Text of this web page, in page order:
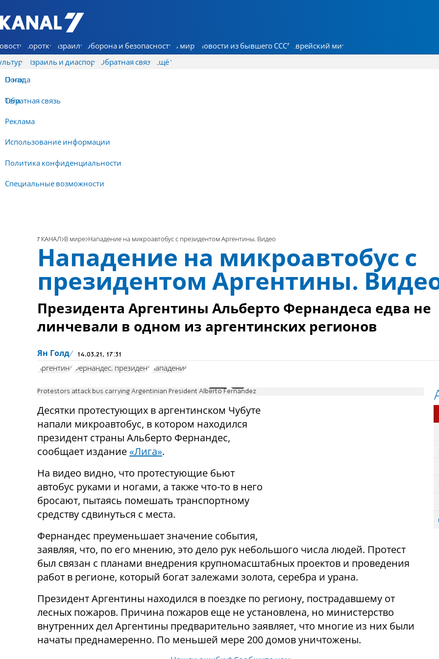
7 КАНАЛ - Аруц Шева
Коротко Израиль Оборона и безопасность В мире Новости из бывшего СССР Еврейский мир
Израиль и диаспора Обратная связь
О нас
Обратная связь
Реклама
Использование информации
Политика конфиденциальности
Специальные возможности
Ещё
Погода
Теги
7 КАНАЛ В мире Нападение на микроавтобус с президентом Аргентины. Видео
Нападение на микроавтобус с
президентом Аргентины.
Президента Аргентины Альберто Фернандеса едва не
линчевали в одном из аргентинских регионов
Ян Голд 14.03.21, 17:31
Аргентина Фернандес. президент нападение
Protestors attack bus carrying Argentinian President Alberto Fernandez
Десятки протестующих в аргентинском Чубуте
напали микроавтобус, в котором находился
президент страны Альберто Фернандес,
сообщает издание «Лига».
На видео видно, что протестующие бьют
автобус руками и ногами, а также что-то в него
бросают, пытаясь помешать транспортному
средству сдвинуться с места.
Фернандес преуменьшает значение события,
заявляя, что, по его мнению, это дело рук небольшого числа людей. Протест
был связан с планами внедрения крупномасштабных проектов и проведения
работ в регионе, который богат залежами золота, серебра и урана.
Президент Аргентины находился в поездке по региону, пострадавшему от
лесных пожаров. Причина пожаров еще не установлена, но министерство
внутренних дел Аргентины предварительно заявляет, что многие из них были
начаты преднамеренно. По меньшей мере 200 домов уничтожены.